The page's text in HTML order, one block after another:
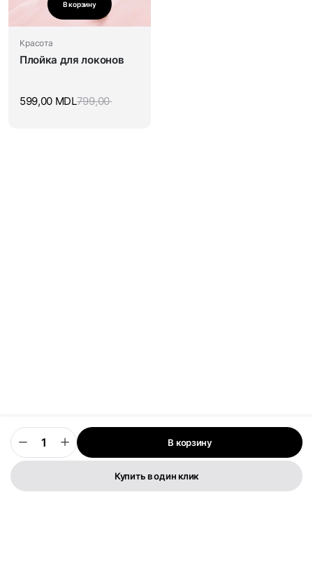
В корзину
Купить в один клик
В корзину
Красота
Плойка для локонов
799,00
599,00 MDL